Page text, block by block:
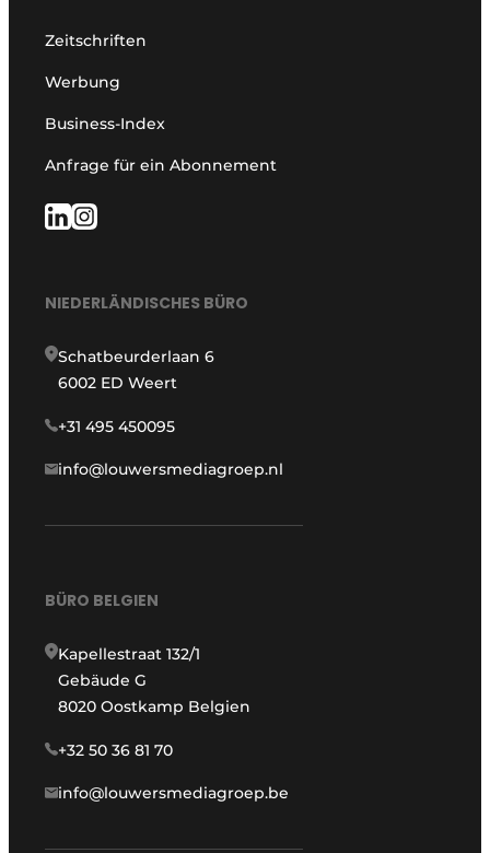
Zeitschriften
Werbung
Business-Index
Anfrage für ein Abonnement
NIEDERLÄNDISCHES BÜRO
Schatbeurderlaan 6
6002 ED Weert
+31 495 450095
info@louwersmediagroep.nl
BÜRO BELGIEN
Kapellestraat 132/1
Gebäude G
8020 Oostkamp Belgien
+32 50 36 81 70
info@louwersmediagroep.be